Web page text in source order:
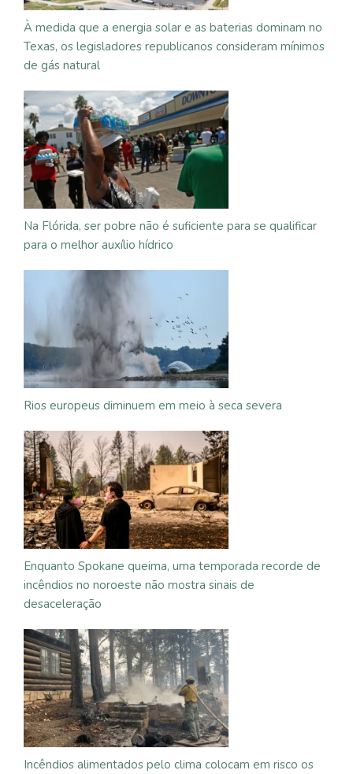
À medida que a energia solar e as baterias dominam no
Texas, os legisladores republicanos consideram mínimos
de gás natural
Na Flórida, ser pobre não é suficiente para se qualificar
para o melhor auxílio hídrico
Rios europeus diminuem em meio à seca severa
Enquanto Spokane queima, uma temporada recorde de
incêndios no noroeste não mostra sinais de
desaceleração
Incêndios alimentados pelo clima colocam em risco os